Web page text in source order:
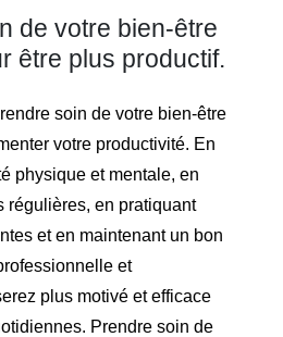
de votre bien-être
être plus productif.
soin de votre bien-être
votre productivité. En
physique et mentale, en
régulières, en pratiquant
et en maintenant un bon
et
plus motivé et efficace
Prendre soin de